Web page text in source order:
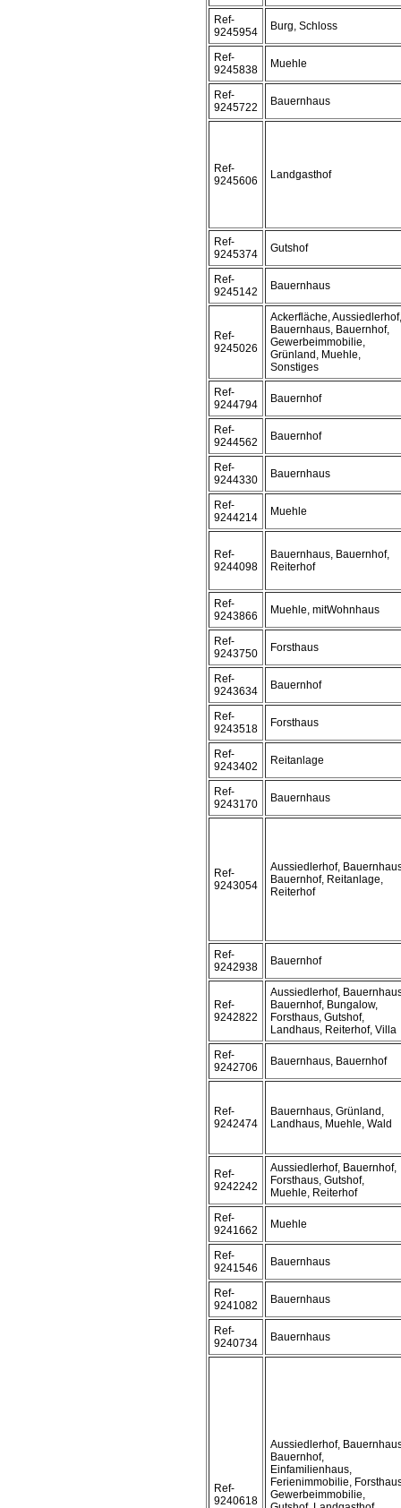
Ref-
9245954
Burg, Schloss
Ref-
9245838
Muehle
Ref-
9245722
Bauernhaus
Ref-
9245606
Landgasthof
Ref-
9245374
Gutshof
Ref-
9245142
Bauernhaus
Ref-
9245026
Ackerfläche, Aussiedlerhof,
Bauernhaus, Bauernhof,
Gewerbeimmobilie,
Grünland, Muehle,
Sonstiges
Ref-
9244794
Bauernhof
Ref-
9244562
Bauernhof
Ref-
9244330
Bauernhaus
Ref-
9244214
Muehle
Ref-
9244098
Bauernhaus, Bauernhof,
Reiterhof
Ref-
9243866
Muehle, mitWohnhaus
Ref-
9243750
Forsthaus
Ref-
9243634
Bauernhof
Ref-
9243518
Forsthaus
Ref-
9243402
Reitanlage
Ref-
9243170
Bauernhaus
Ref-
9243054
Aussiedlerhof,
Bauernhof, Reitanlage,
Reiterhof
Ref-
9242938
Bauernhof
Ref-
9242822
Aussiedlerhof,
Bauernhof, Bungalow,
Forsthaus, Gutshof,
Landhaus, Reiterhof, Villa
Ref-
9242706
Bauernhaus, Bauernhof
Ref-
9242474
Bauernhaus, Grünland,
Landhaus, Muehle, Wald
Ref-
9242242
Aussiedlerhof, Bauernhof,
Forsthaus, Gutshof,
Muehle, Reiterhof
Ref-
9241662
Muehle
Ref-
9241546
Bauernhaus
Ref-
9241082
Bauernhaus
Ref-
9240734
Bauernhaus
Ref-
9240618
Aussiedlerhof,
Bauernhof,
Einfamilienhaus,
Ferienimmobilie,
Gewerbeimmobilie,